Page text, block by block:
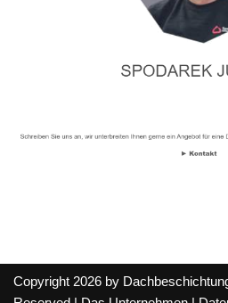
Copyright 2026 by